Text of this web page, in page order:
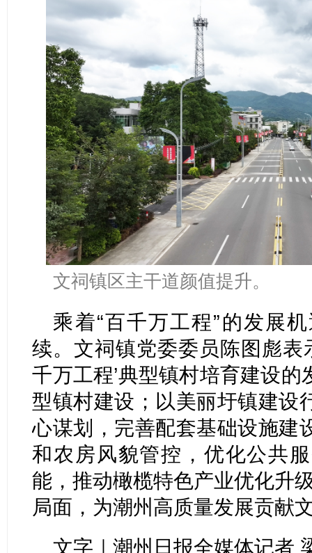
文祠镇区主干道颜值提升。
乘着“百千万工程”的发展
续。文祠镇党委委员陈图彪表
千万工程’典型镇村培育建设
型镇村建设；以美丽圩镇建设
心谋划，完善配套基础设施建
和农房风貌管控，优化公共
能，推动橄榄特色产业优化升
局面，为潮州高质量发展贡献
文字｜潮州日报全媒体记者